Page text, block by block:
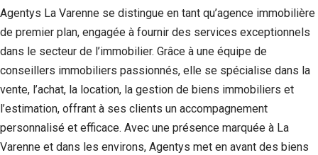
Agentys La Varenne se distingue en tant qu’agence immobilière
de premier plan, engagée à fournir des services exceptionnels
dans le secteur de l’immobilier. Grâce à une équipe de
conseillers immobiliers passionnés, elle se spécialise dans la
vente, l’achat, la location, la gestion de biens immobiliers et
l’estimation, offrant à ses clients un accompagnement
personnalisé et efficace. Avec une présence marquée à La
Varenne et dans les environs, Agentys met en avant des biens